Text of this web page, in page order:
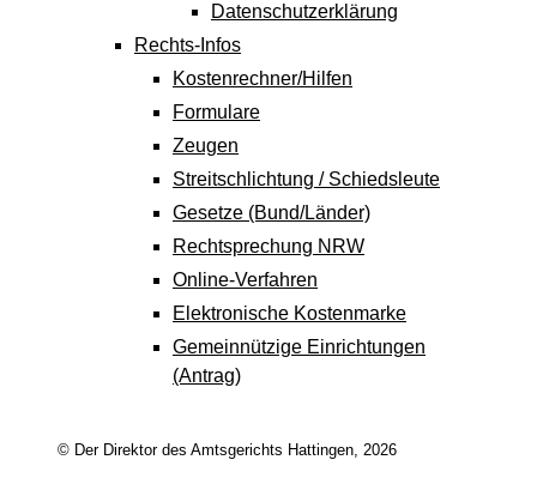
Datenschutzerklärung
Rechts-Infos
Kostenrechner/Hilfen
Formulare
Zeugen
Streitschlichtung / Schiedsleute
Gesetze (Bund/Länder)
Rechtsprechung NRW
Online-Verfahren
Elektronische Kostenmarke
Gemeinnützige Einrichtungen
(Antrag)
© Der Direktor des Amtsgerichts Hattingen, 2026